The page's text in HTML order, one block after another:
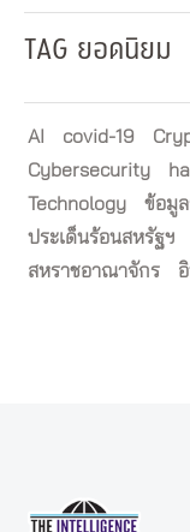
TAG ยอดนิยม
AI covid-19
Cybersecurity
Technology
ข้อมูล
ประเด็นร้อนสหรัฐฯ
สหราชอาณาจักร